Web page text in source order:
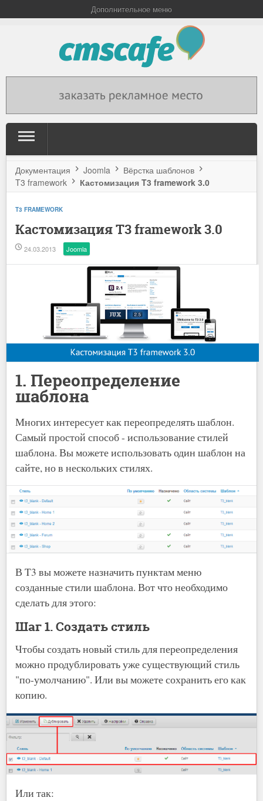
Дополнительное меню
Документация Joomla
Вёрстка шаблонов
T3 framework
Кастомизация T3 framework 3.0
T3 FRAMEWORK
Кастомизация T3 framework 3.0
24.03.2013 Joomla
1. Переопределение
шаблона
Многих интересует как переопределять шаблон.
Самый простой способ - использование стилей
шаблона. Вы можете использовать один шаблон на
сайте, но в нескольких стилях.
В T3 вы можете назначить пунктам меню
созданные стили шаблона. Вот что необходимо
сделать для этого:
Шаг 1. Создать стиль
Чтобы создать новый стиль для переопределения
можно продублировать уже существующий стиль
"по-умолчанию". Или вы можете сохранить его как
копию.
Или так: